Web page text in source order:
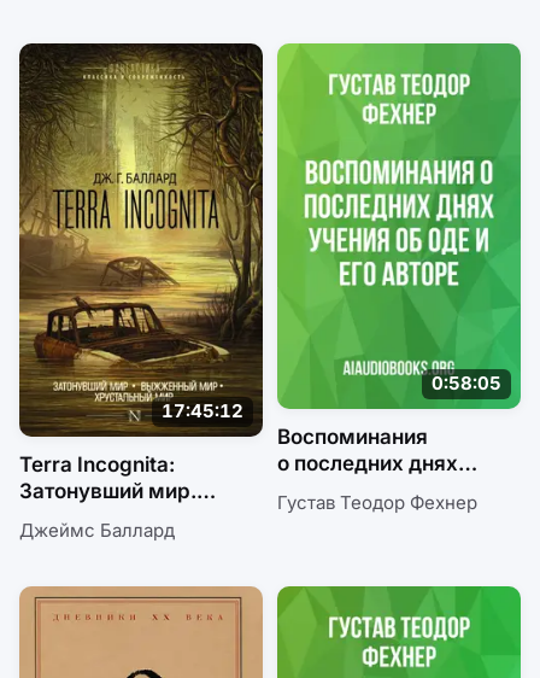
17:45:12
Terra Incognita:
Затонувший мир.
Выжженный мир.
Хрустальный мир
Джеймс Баллард
0:58:05
Воспоминания
о последних днях
учения об оде и его
авторе
Густав Теодор Фехнер